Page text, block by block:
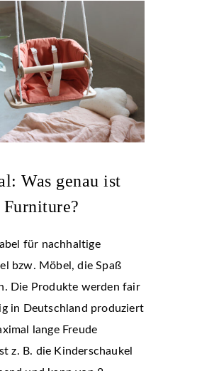
Was genau ist
für nachhaltige
bzw. Möbel, die Spaß
Die Produkte werden fair
in Deutschland produziert
lange Freude
z. B. die Kinderschaukel